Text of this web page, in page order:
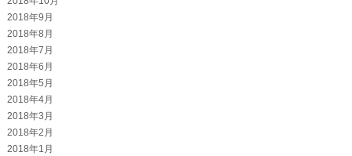
2018年9月
2018年8月
2018年7月
2018年6月
2018年5月
2018年4月
2018年3月
2018年2月
2018年1月